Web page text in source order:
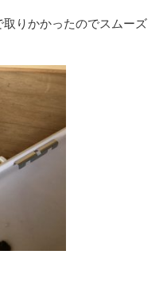
りかかったのでスムーズ